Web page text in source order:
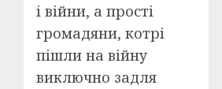
і війни, а прості
громадяни, котрі
пішли на війну
виключно задля